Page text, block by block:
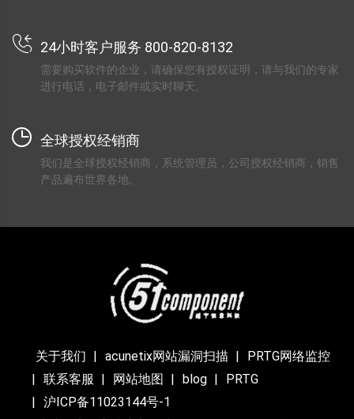
24小时客户服务 800-820-8132
需要购买软件的企业，请确保您有授权证明，请与我们的专家
进行电话，电子邮件或实时聊天。
全球授权经销商
我们是全球授权经销商，系统管理员，公司授权经销商，销售
产品遍布世界各地。
关于我们 acunetix网站漏洞扫描
PRTG网络监控
联系客服
网站地图 blog
PRTG
沪ICP备11023144号-1